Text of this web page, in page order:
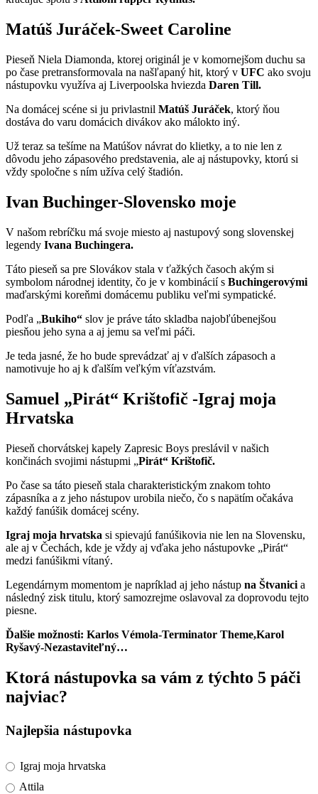
Matúš Juráček-Sweet Caroline
Pieseň Niela Diamonda, ktorej originál je v komornejšom duchu sa
po čase pretransformovala na našľapaný hit, ktorý v UFC ako svoju
nástupovku využíva aj Liverpoolska hviezda Daren Till.
Na domácej scéne si ju privlastnil Matúš Juráček, ktorý ňou
dostáva do varu domácich divákov ako málokto iný.
Už teraz sa tešíme na Matúšov návrat do klietky, a to nie len z
dôvodu jeho zápasového predstavenia, ale aj nástupovky, ktorú si
vždy spoločne s ním užíva celý štadión.
Ivan Buchinger-Slovensko moje
V našom rebríčku má svoje miesto aj nastupový song slovenskej
legendy Ivana Buchingera.
Táto pieseň sa pre Slovákov stala v ťažkých časoch akým si
symbolom národnej identity, čo je v kombinácií s Buchingerovými
maďarskými koreňmi domácemu publiku veľmi sympatické.
Podľa „Bukiho“ slov je práve táto skladba najobľúbenejšou
piesňou jeho syna a aj jemu sa veľmi páči.
Je teda jasné, že ho bude sprevádzať aj v ďalších zápasoch a
namotivuje ho aj k ďalším veľkým víťazstvám.
Samuel „Pirát“ Krištofič -Igraj moja
Hrvatska
Pieseň chorvátskej kapely Zapresic Boys preslávil v našich
končinách svojimi nástupmi „Pirát“ Krištofič.
Po čase sa táto pieseň stala charakteristickým znakom tohto
zápasníka a z jeho nástupov urobila niečo, čo s napätím očakáva
každý fanúšik domácej scény.
Igraj moja hrvatska si spievajú fanúšikovia nie len na Slovensku,
ale aj v Čechách, kde je vždy aj vďaka jeho nástupovke „Pirát“
medzi fanúšikmi vítaný.
Legendárnym momentom je napríklad aj jeho nástup na Štvanici a
následný zisk titulu, ktorý samozrejme oslavoval za doprovodu tejto
piesne.
Ďalšie možnosti: Karlos Vémola-Terminator Theme,Karol
Ryšavý-Nezastaviteľný…
Ktorá nástupovka sa vám z týchto 5 páči
najviac?
Najlepšia nástupovka
Igraj moja hrvatska
Attila